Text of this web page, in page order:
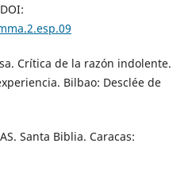
Crítica de la razón indolente.
Bilbao: Desclée de
Santa Biblia. Caracas: